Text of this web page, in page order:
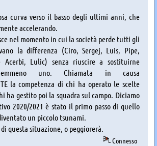
curva verso il basso degli ultimi anni, che
accelerando.
nel momento in cui la società perde tutti gli
la differenza (Ciro, Sergej, Luis, Pipe,
Acerbi, Lulic) senza riuscire a sostituirne
uno. Chiamata in causa
la competenza di chi ha operato le scelte
ha gestito poi la squadra sul campo. Diciamo
2020/2021 è stato il primo passo di quello
un piccolo tsunami.
questa situazione, o peggiorerà.
Connesso